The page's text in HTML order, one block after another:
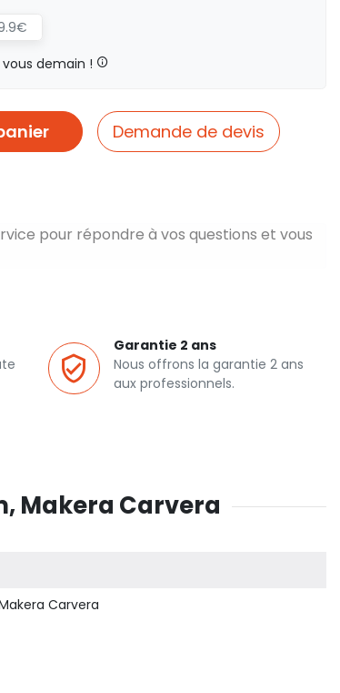
demain !
Demande de devis
pour répondre à vos questions et vous
Garantie 2 ans
Nous offrons la garantie 2 ans
aux professionnels.
Makera Carvera
Carvera